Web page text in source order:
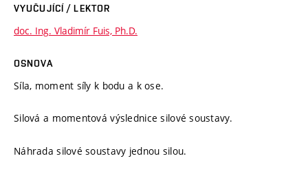
VYUČUJÍCÍ / LEKTOR
doc. Ing. Vladimír Fuis, Ph.D.
OSNOVA
Síla, moment síly k bodu a k ose.
Silová a momentová výslednice silové soustavy.
Náhrada silové soustavy jednou silou.